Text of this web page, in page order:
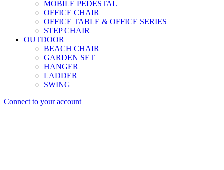
MOBILE PEDESTAL
OFFICE CHAIR
OFFICE TABLE & OFFICE SERIES
STEP CHAIR
OUTDOOR
BEACH CHAIR
GARDEN SET
HANGER
LADDER
SWING
Connect to your account